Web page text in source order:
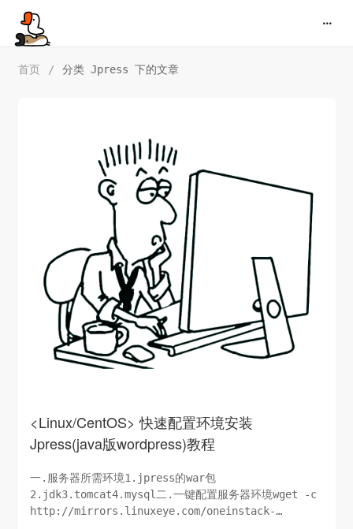
首页 / 分类 Jpress 下的文章
<Linux/CentOS> 快速配置环境安装
Jpress(java版wordpress)教程
一.服务器所需环境1.jpress的war包
2.jdk3.tomcat4.mysql二.一键配置服务器环境wget -c
http://mirrors.linuxeye.com/oneinstack-